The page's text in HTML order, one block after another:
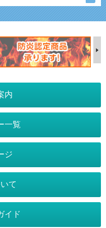
内
王4-5-10
一覧
バナースタンド
ジ
大型看板・突出看板特設ページ
て
イド